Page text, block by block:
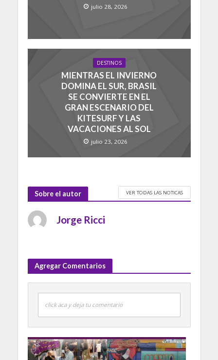
julio 28, 2026
DESTINOS
MIENTRAS EL INVIERNO
DOMINA EL SUR, BRASIL
SE CONVIERTE EN EL
GRAN ESCENARIO DEL
KITESURF Y LAS
VACACIONES AL SOL
julio 23, 2026
Sobre el autor VER TODAS LAS NOTICAS
Jorge Ricci
Agregar Comentarios
click aca y deja tu comentario